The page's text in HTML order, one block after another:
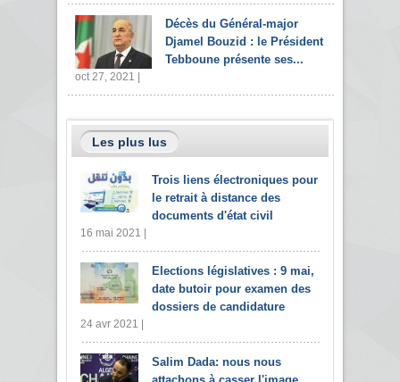
Décès du Général-major
Djamel Bouzid : le Président
Tebboune présente ses...
oct 27, 2021 |
Les plus lus
Trois liens électroniques pour
le retrait à distance des
documents d'état civil
16 mai 2021 |
Elections législatives : 9 mai,
date butoir pour examen des
dossiers de candidature
24 avr 2021 |
Salim Dada: nous nous